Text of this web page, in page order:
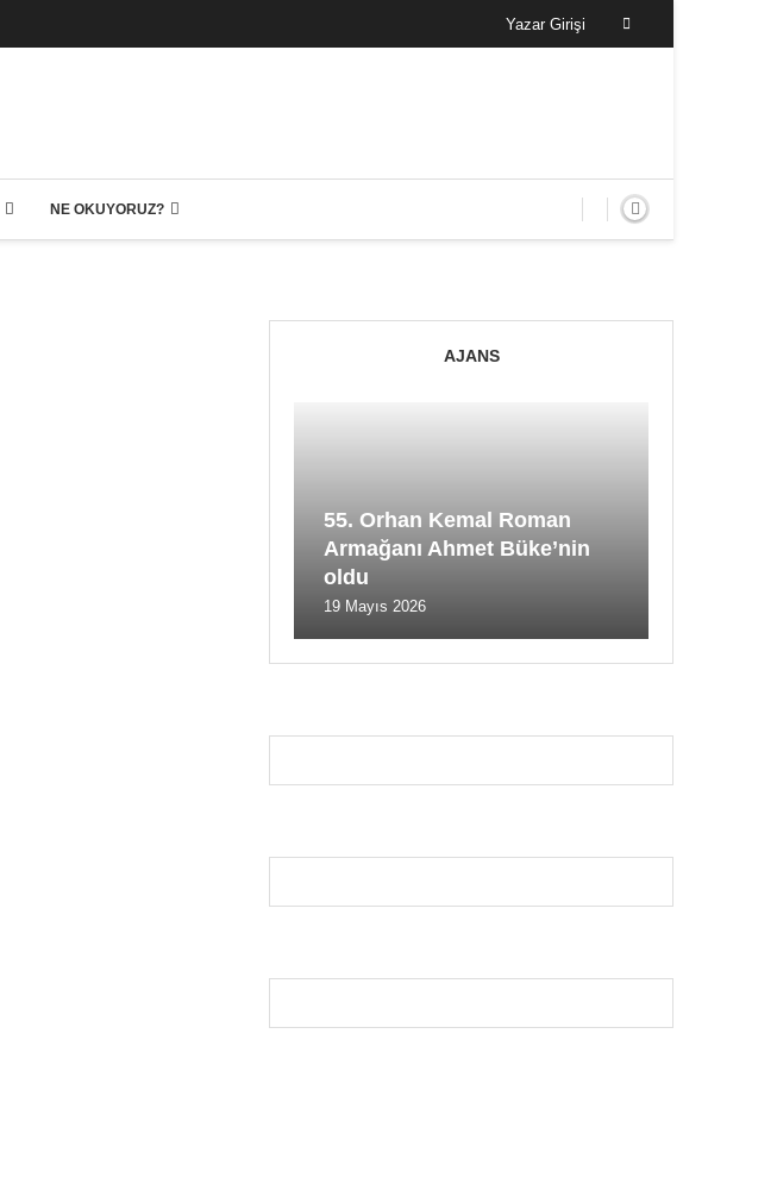
Yazar Girişi
NE OKUYORUZ?
AJANS
55. Orhan Kemal Roman
Armağanı Ahmet Büke’nin
oldu
19 Mayıs 2026